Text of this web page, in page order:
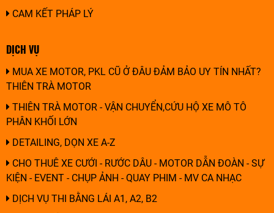
CAM KẾT PHÁP LÝ
DỊCH VỤ
MUA XE MOTOR, PKL CŨ Ở ĐÂU ĐẢM BẢO UY TÍN NHẤT?
THIÊN TRÀ MOTOR
THIÊN TRÀ MOTOR - VẬN CHUYỂN,CỨU HỘ XE MÔ TÔ
PHÂN KHỐI LỚN
DETAILING, DỌN XE A-Z
CHO THUÊ XE CƯỚI - RƯỚC DÂU - MOTOR DẪN ĐOÀN - SỰ
KIỆN - EVENT - CHỤP ẢNH - QUAY PHIM - MV CA NHẠC
DỊCH VỤ THI BẰNG LÁI A1, A2, B2